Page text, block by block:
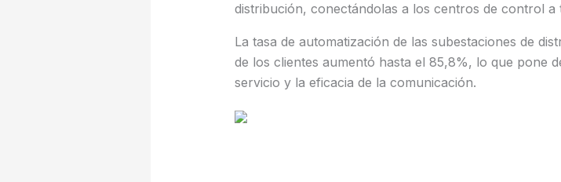
distribución, conectándolas a los centros de control a
La tasa de automatización de las subestaciones de
de los clientes aumentó hasta el 85,8%, lo que pone
servicio y la eficacia de la comunicación.